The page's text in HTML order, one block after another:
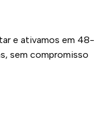
e ativamos em 48-
sem compromisso